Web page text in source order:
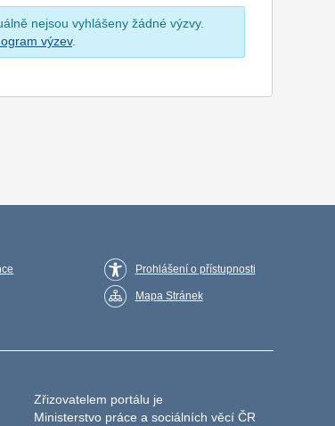
nejsou vyhlášeny žádné výzvy.
výzev.
Prohlášení o přístupnosti
Mapa Stránek
Zřizovatelem portálu je
Ministerstvo práce a sociálních věcí ČR